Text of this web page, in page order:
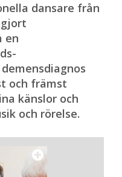
dansare från
en
och främst
känslor och
och rörelse.